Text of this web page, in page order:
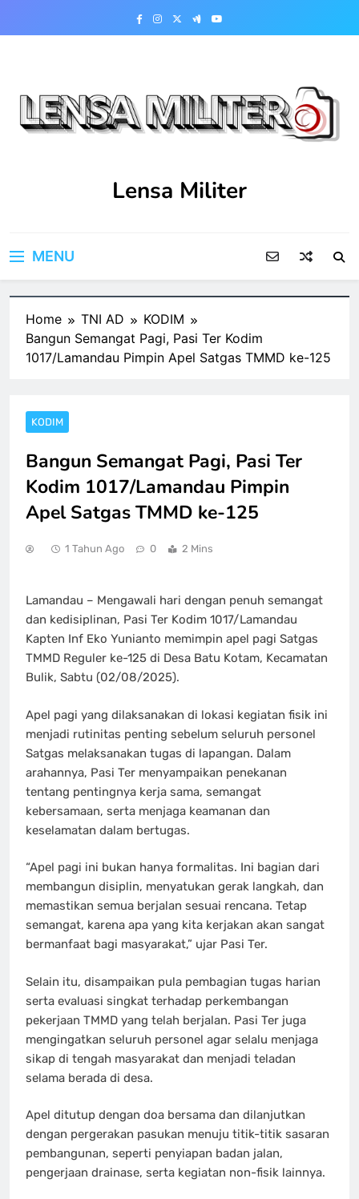
Lensa Militer
MENU
Home TNI AD
KODIM
Bangun Semangat Pagi, Pasi Ter Kodim
1017/Lamandau Pimpin Apel Satgas TMMD ke-125
KODIM
Bangun Semangat Pagi, Pasi Ter
Kodim 1017/Lamandau Pimpin
Apel Satgas TMMD ke-125
1 Tahun Ago 0 2 Mins
Lamandau – Mengawali hari dengan penuh semangat
dan kedisiplinan, Pasi Ter Kodim 1017/Lamandau
Kapten Inf Eko Yunianto memimpin apel pagi Satgas
TMMD Reguler ke-125 di Desa Batu Kotam, Kecamatan
Bulik, Sabtu (02/08/2025).
Apel pagi yang dilaksanakan di lokasi kegiatan fisik ini
menjadi rutinitas penting sebelum seluruh personel
Satgas melaksanakan tugas di lapangan. Dalam
arahannya, Pasi Ter menyampaikan penekanan
tentang pentingnya kerja sama, semangat
kebersamaan, serta menjaga keamanan dan
keselamatan dalam bertugas.
“Apel pagi ini bukan hanya formalitas. Ini bagian dari
membangun disiplin, menyatukan gerak langkah, dan
memastikan semua berjalan sesuai rencana. Tetap
semangat, karena apa yang kita kerjakan akan sangat
bermanfaat bagi masyarakat,” ujar Pasi Ter.
Selain itu, disampaikan pula pembagian tugas harian
serta evaluasi singkat terhadap perkembangan
pekerjaan TMMD yang telah berjalan. Pasi Ter juga
mengingatkan seluruh personel agar selalu menjaga
sikap di tengah masyarakat dan menjadi teladan
selama berada di desa.
Apel ditutup dengan doa bersama dan dilanjutkan
dengan pergerakan pasukan menuju titik-titik sasaran
pembangunan, seperti penyiapan badan jalan,
pengerjaan drainase, serta kegiatan non-fisik lainnya.